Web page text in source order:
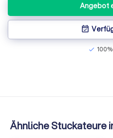
Angebot
event_available
check
Ähnliche Stuckateure